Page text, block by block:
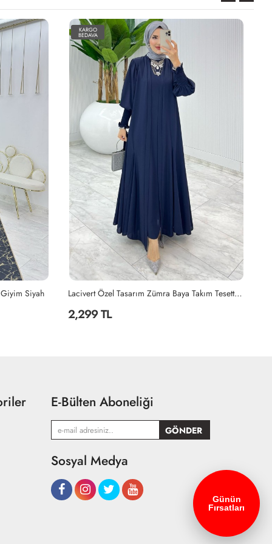
Lacivert Özel Tasarım Zümra Baya Takım Tesettür Giyim Lacivert
KARGO
BEDAVA
Petrol Seda Tasarım Takım Tesettür Giyim Petrol Mavisi
2,199 TL
E-Bülten Aboneliği
Sosyal Medya
Günün
Fırsatları